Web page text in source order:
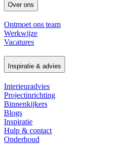
Over ons
Ontmoet ons team
Werkwijze
Vacatures
Inspiratie & advies
Interieuradvies
Projectinrichting
Binnenkijkers
Blogs
Inspiratie
Hulp & contact
Onderhoud